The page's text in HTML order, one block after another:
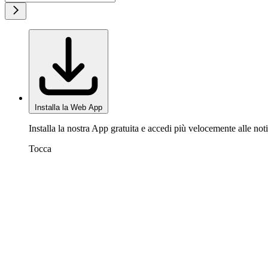
Installa la Web App
Installa la nostra App gratuita e accedi più velocemente alle
Tocca